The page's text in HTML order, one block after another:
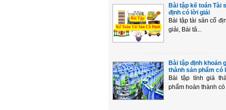
Bài tập kế toán Tài
định có lời giải
Bài tập tài sản cố
giải, Bài tâ...
Bài tập định khoản
thành sản phẩm có
Bài tập tính giá
phẩm hoàn thành